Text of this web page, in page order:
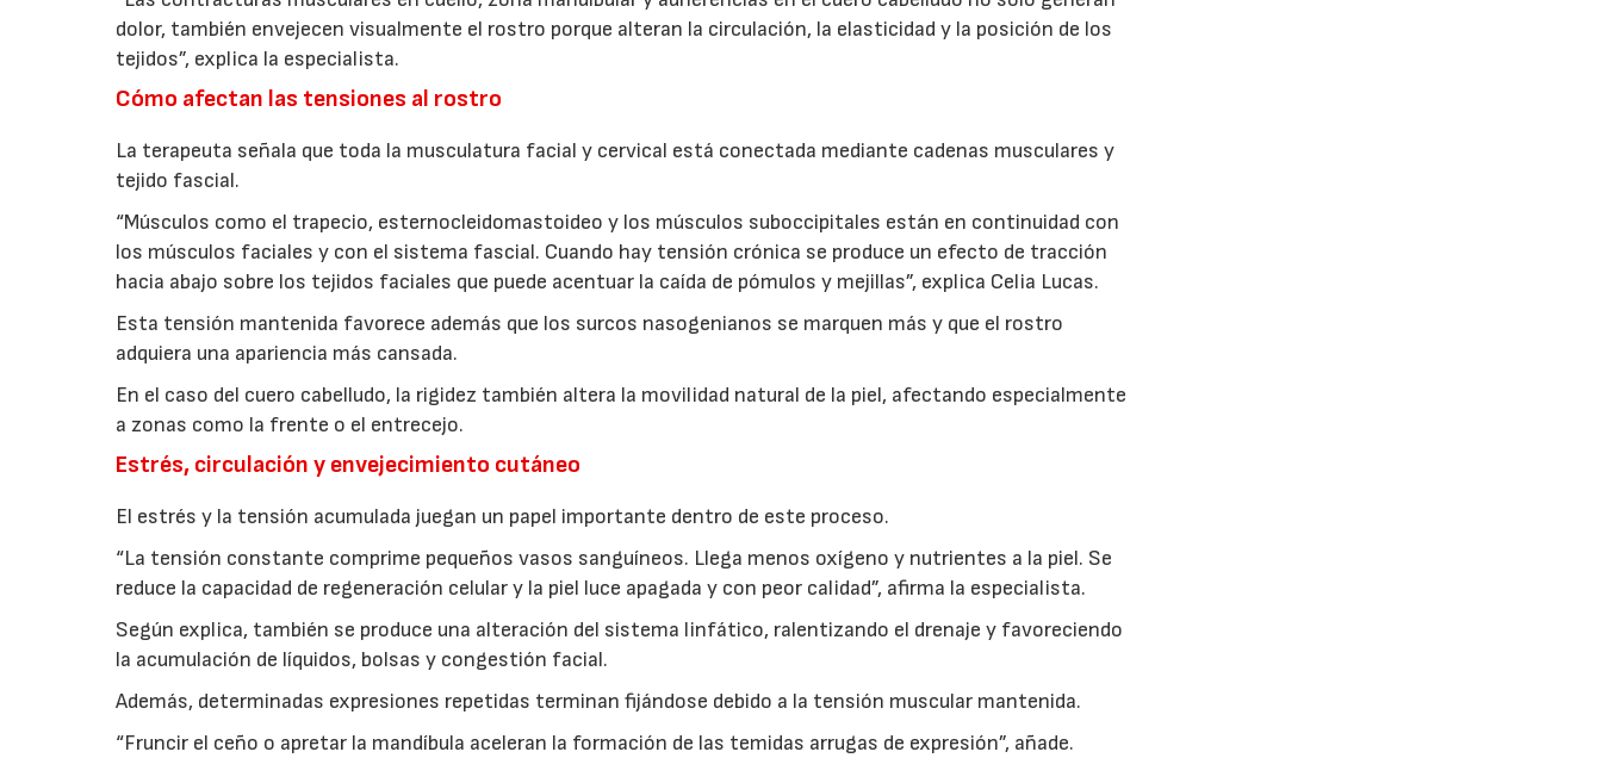
dolor, también envejecen visualmente el rostro porque alteran la circulación, la elasticidad y la posición de los
tejidos”, explica la especialista.
Cómo afectan las tensiones al rostro
La terapeuta señala que toda la musculatura facial y cervical está conectada mediante cadenas musculares y
tejido fascial.
“Músculos como el trapecio, esternocleidomastoideo y los músculos suboccipitales están en continuidad con
los músculos faciales y con el sistema fascial. Cuando hay tensión crónica se produce un efecto de tracción
hacia abajo sobre los tejidos faciales que puede acentuar la caída de pómulos y mejillas”, explica Celia Lucas.
Esta tensión mantenida favorece además que los surcos nasogenianos se marquen más y que el rostro
adquiera una apariencia más cansada.
En el caso del cuero cabelludo, la rigidez también altera la movilidad natural de la piel, afectando especialmente
a zonas como la frente o el entrecejo.
Estrés, circulación y envejecimiento cutáneo
El estrés y la tensión acumulada juegan un papel importante dentro de este proceso.
“La tensión constante comprime pequeños vasos sanguíneos. Llega menos oxígeno y nutrientes a la piel. Se
reduce la capacidad de regeneración celular y la piel luce apagada y con peor calidad”, afirma la especialista.
Según explica, también se produce una alteración del sistema linfático, ralentizando el drenaje y favoreciendo
la acumulación de líquidos, bolsas y congestión facial.
Además, determinadas expresiones repetidas terminan fijándose debido a la tensión muscular mantenida.
“Fruncir el ceño o apretar la mandíbula aceleran la formación de las temidas arrugas de expresión”, añade.